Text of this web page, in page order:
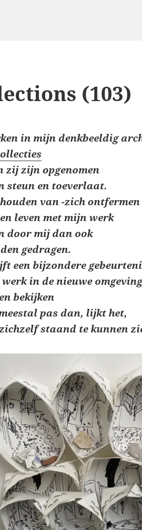
(103)
in mijn denkbeeldig
zij zijn opgenomen
steun en toeverlaat.
van -zich ontfermen
leven met mijn werk
door mij dan ook
gedragen.
een bijzondere
werk in de nieuwe
bekijken
pas dan, lijkt het,
staand te kunnen